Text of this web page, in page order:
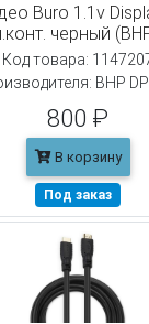
Buro 1.1v
черный
Код товара:
BHP
800 ₽
В корзину
Под заказ